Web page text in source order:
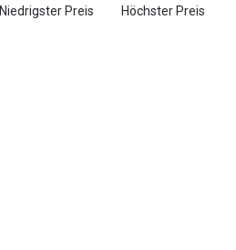
Niedrigster Preis Höchster Preis